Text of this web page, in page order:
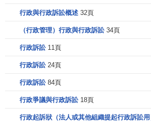
政法院屬行政系統。
①越權訴訟。公民和社會組織認為行
行政行為。
②損害賠償訴訟，又稱完全管轄範圍
有權判決行政機關對受到損害的公民和社
行政與行政訴訟概述 32頁
（行政管理）行政與行政訴訟 34頁
行政訴訟 11頁
行政訴訟 24頁
行政訴訟 84頁
行政爭議與行政訴訟 18頁
行政起訴狀（法人或其他組織提起行政訴訟用